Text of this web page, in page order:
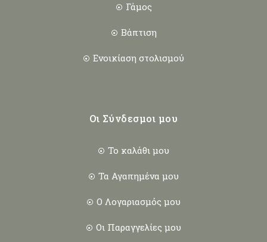
Γάμος
Βάπτιση
Ενοικίαση στολισμού
Οι Σύνδεσμοι μου
Το καλάθι μου
Τα Αγαπημένα μου
Ο Λογαριασμός μου
Οι Παραγγελίες μου